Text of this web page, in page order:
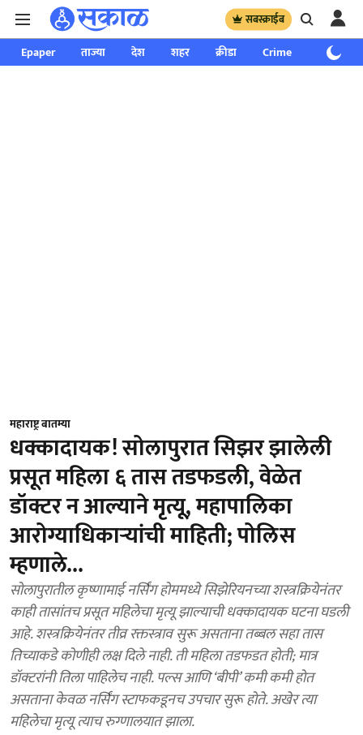
सबस्क्राईब
Epaper ताज्या देश शहर क्रीडा Crime साप्ताहिक
महाराष्ट्र बातम्या
धक्कादायक! सोलापुरात सिझर झालेली
प्रसूत महिला ६ तास तडफडली, वेळेत
डॉक्टर न आल्याने मृत्यू, महापालिका
आरोग्याधिकाऱ्यांची माहिती; पोलिस
म्हणाले...
सोलापुरातील कृष्णामाई नर्सिंग होममध्ये सिझेरियनच्या शस्त्रक्रियेनंतर
काही तासांतच प्रसूत महिलेचा मृत्यू झाल्याची धक्कादायक घटना घडली
आहे. शस्त्रक्रियेनंतर तीव्र रक्तस्त्राव सुरू असताना तब्बल सहा तास
तिच्याकडे कोणीही लक्ष दिले नाही. ती महिला तडफडत होती; मात्र
डॉक्टरांनी तिला पाहिलेच नाही. पल्स आणि ‘बीपी’ कमी कमी होत
असताना केवळ नर्सिंग स्टाफकडूनच उपचार सुरू होते. अखेर त्या
महिलेचा मृत्यू त्याच रुग्णालयात झाला.